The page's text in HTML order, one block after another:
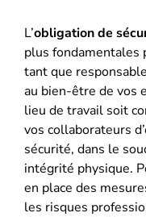
L’obligation de
plus fondamentales
tant que
au bien-être de vos
lieu de travail soit
vos collaborateurs
sécurité, dans le
intégrité physique.
en place des
les risques